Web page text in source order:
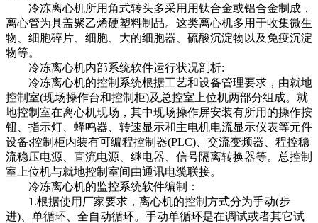
冷冻离心机所用角式转头多采用用钛合金或铝合金制成，
离心管为具盖聚乙烯硬塑料制品。这类离心机多用于收集微生
物、细胞碎片、细胞、大的细胞器、硫酸沉淀物以及免疫沉淀
物等。
冷冻离心机内部系统软件运行状况剖析:
冷冻离心机的控制系统根据工艺和设备管理要求，由就地
控制室(现场操作台和控制柜)及总控室上位机两部分组成。就
地控制室在离心机现场，其中现场操作屏安装有所用的操作按
钮、指示灯、蜂鸣器、转速显示和主电机电流显示仪表等元件
设备;控制柜内装有可编程控制器(PLC)、交流变频器、程控稳
流稳压电源、直流电源、继电器、信号隔离转换器等。总控制
室上位机与就地控制室间由通讯电缆联接。
冷冻离心机的监控系统软件编制：
1.根据使用厂家要求，离心机的控制方式分为手动(步
进)、单循环、全自动循环。手动单循环是在调试或者其它试